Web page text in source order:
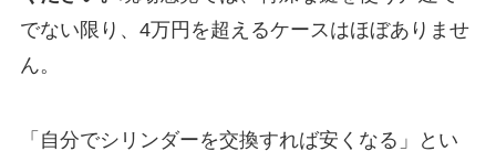
でない限り、4万円を超えるケースはほぼありませ
ん。
「自分でシリンダーを交換すれば安くなる」とい